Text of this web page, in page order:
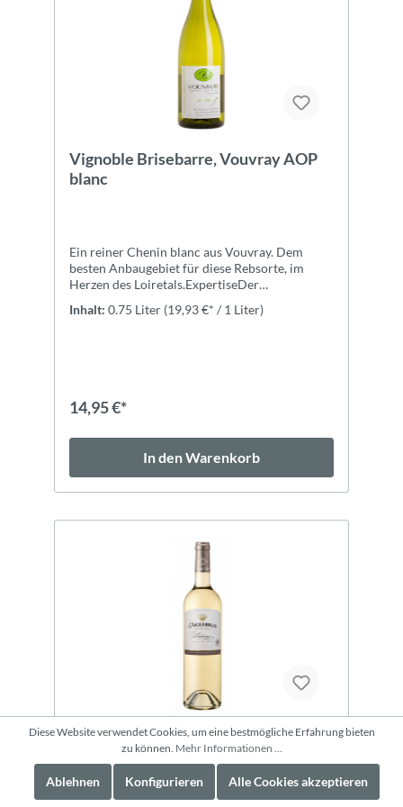
Vignoble Brisebarre, Vouvray AOP
blanc
Ein reiner Chenin blanc aus Vouvray. Dem
besten Anbaugebiet für diese Rebsorte, im
Herzen des Loiretals.ExpertiseDer
und kann sechs bis acht Jahre gelagert werden.
Inhalt: 0.75 Liter (19,93 €* / 1 Liter)
14,95 €*
In den Warenkorb
Amédée, Aiguebrun - Pont de la
Coquille, Blanc, AOP Luberon
Diese Website verwendet Cookies, um eine bestmögliche Erfahrung bieten
zu können. Mehr Informationen ...
Ablehnen Konfigurieren Alle Cookies akzeptieren